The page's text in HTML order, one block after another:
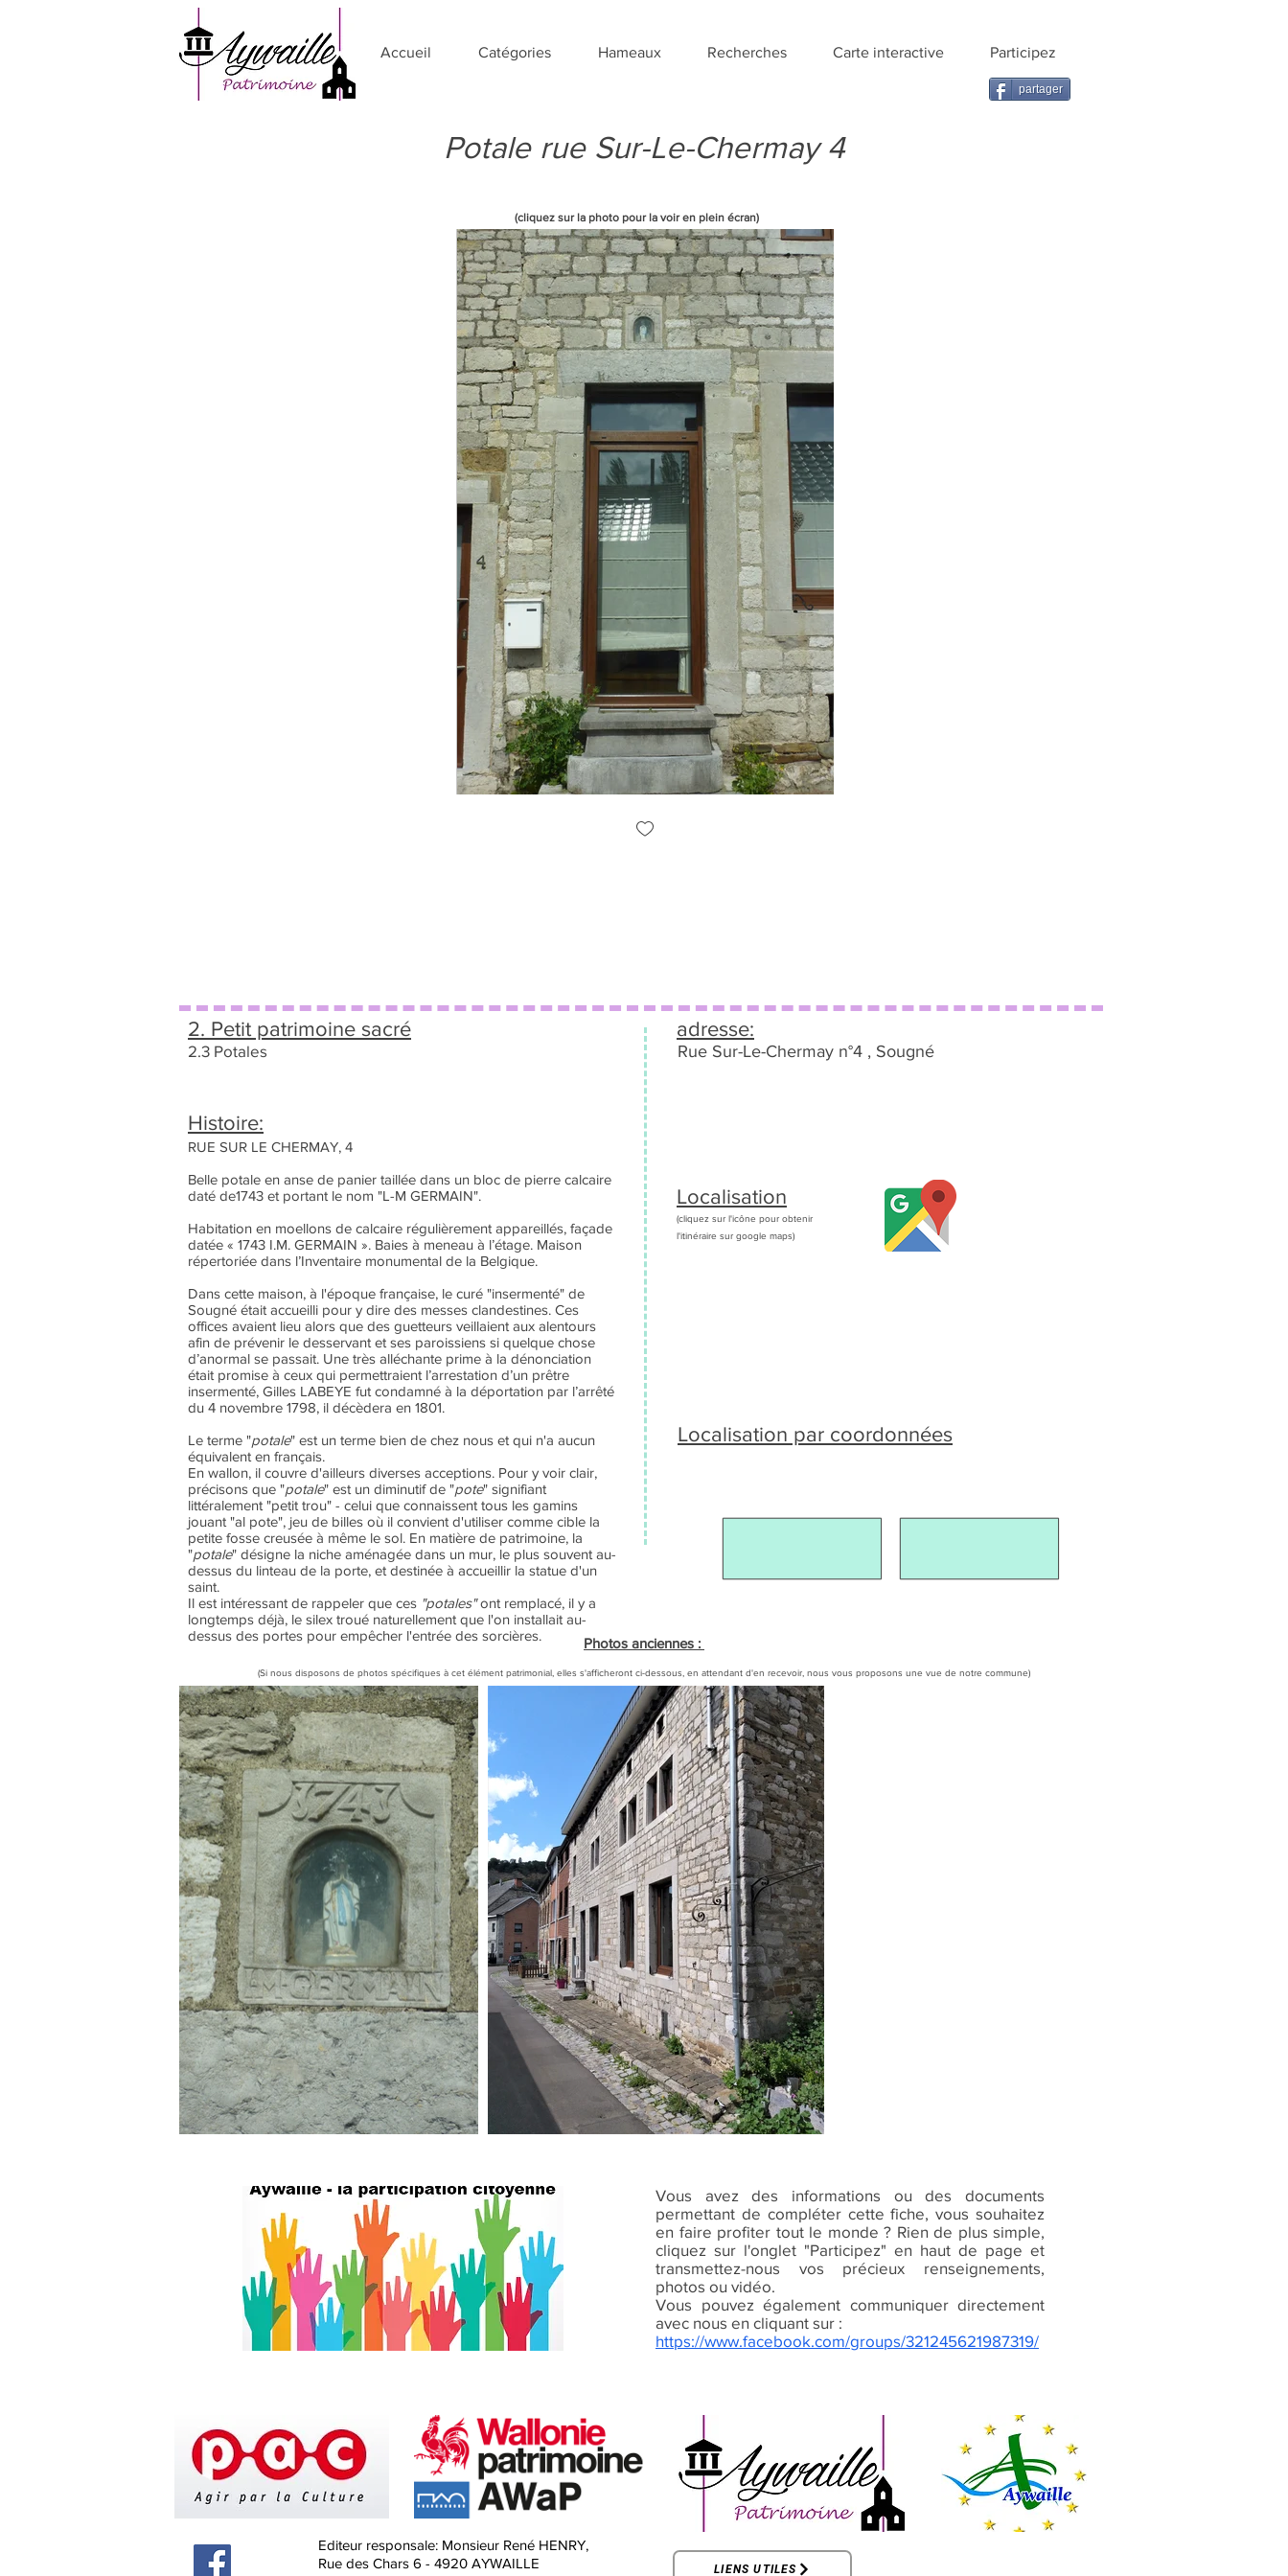
Accueil Catégories Hameaux Recherches Carte interactive Participez
partager
Potale rue Sur-Le-Chermay 4
(cliquez sur la photo pour la voir en plein écran)
2. Petit patrimoine sacré
2.3 Potales
adresse:
Rue Sur-Le-Chermay n°4 , Sougné
Histoire:
RUE SUR LE CHERMAY, 4
Belle potale en anse de panier taillée dans un bloc de pierre calcaire
daté de1743 et portant le nom "L-M GERMAIN".
Habitation en moellons de calcaire régulièrement appareillés, façade
datée « 1743 I.M. GERMAIN ». Baies à meneau à l’étage. Maison
répertoriée dans l’Inventaire monumental de la Belgique.
Dans cette maison, à l'époque française, le curé "insermenté" de
Sougné était accueilli pour y dire des messes clandestines. Ces
offices avaient lieu alors que des guetteurs veillaient aux alentours
afin de prévenir le desservant et ses paroissiens si quelque chose
d’anormal se passait. Une très alléchante prime à la dénonciation
était promise à ceux qui permettraient l’arrestation d’un prêtre
insermenté, Gilles LABEYE fut condamné à la déportation par l’arrêté
du 4 novembre 1798, il décèdera en 1801.
Le terme "potale" est un terme bien de chez nous et qui n'a aucun
équivalent en français.
En wallon, il couvre d'ailleurs diverses acceptions. Pour y voir clair,
précisons que "potale" est un diminutif de "pote" signifiant
littéralement "petit trou" - celui que connaissent tous les gamins
jouant "al pote", jeu de billes où il convient d'utiliser comme cible la
petite fosse creusée à même le sol. En matière de patrimoine, la
"potale" désigne la niche aménagée dans un mur, le plus souvent au-
dessus du linteau de la porte, et destinée à accueillir la statue d'un
saint.
Il est intéressant de rappeler que ces "potales"ont remplacé, il y a
longtemps déjà, le silex troué naturellement que l'on installait au-
dessus des portes pour empêcher l'entrée des sorcières.
Localisation
(cliquez sur l'icône pour obtenir
l'itinéraire sur google maps)
Localisation par coordonnées
Photos anciennes :
(Si nous disposons de photos spécifiques à cet élément patrimonial, elles s'afficheront ci-dessous, en attendant d'en recevoir, nous vous proposons une vue de notre commune)
Vous avez des informations ou des documents
permettant de compléter cette fiche, vous souhaitez
en faire profiter tout le monde ? Rien de plus simple,
cliquez sur l'onglet "Participez" en haut de page et
transmettez-nous vos précieux renseignements,
photos ou vidéo.
Vous pouvez également communiquer directement
avec nous en cliquant sur :
https://www.facebook.com/groups/321245621987319/
Editeur responsale: Monsieur René HENRY,
Rue des Chars 6 - 4920 AYWAILLE
LIENS UTILES